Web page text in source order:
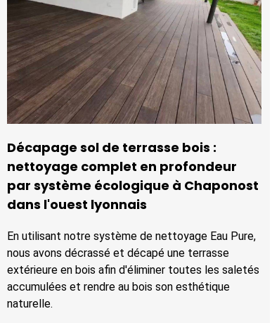
Décapage sol de terrasse bois :
nettoyage complet en profondeur
par système écologique à Chaponost
dans l'ouest lyonnais
En utilisant notre système de nettoyage Eau Pure,
nous avons décrassé et décapé une terrasse
extérieure en bois afin d'éliminer toutes les saletés
accumulées et rendre au bois son esthétique
naturelle.